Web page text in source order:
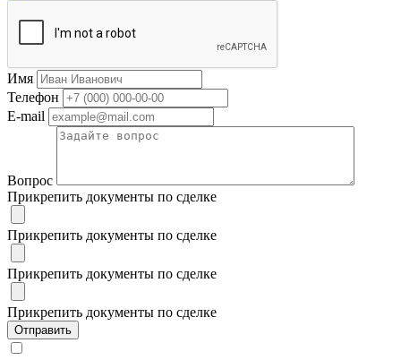
Имя
Телефон
E-mail
Вопрос
Прикрепить документы по сделке
Прикрепить документы по сделке
Прикрепить документы по сделке
Прикрепить документы по сделке